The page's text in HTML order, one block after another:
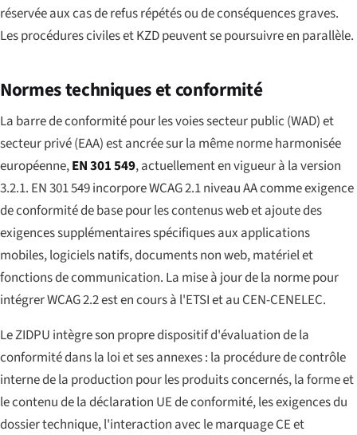
réservée aux cas de refus répétés ou de conséquences graves.
Les procédures civiles et KZD peuvent se poursuivre en parallèle.
Normes techniques et conformité
La barre de conformité pour les voies secteur public (WAD) et
secteur privé (EAA) est ancrée sur la même norme harmonisée
européenne,EN 301 549, actuellement en vigueur à la version
3.2.1. EN 301 549 incorpore WCAG 2.1 niveau AA comme exigence
de conformité de base pour les contenus web et ajoute des
exigences supplémentaires spécifiques aux applications
mobiles, logiciels natifs, documents non web, matériel et
fonctions de communication. La mise à jour de la norme pour
intégrer WCAG 2.2 est en cours à l'ETSI et au CEN-CENELEC.
Le ZIDPU intègre son propre dispositif d'évaluation de la
conformité dans la loi et ses annexes : la procédure de contrôle
interne de la production pour les produits concernés, la forme et
le contenu de la déclaration UE de conformité, les exigences du
dossier technique, l'interaction avec le marquage CE et